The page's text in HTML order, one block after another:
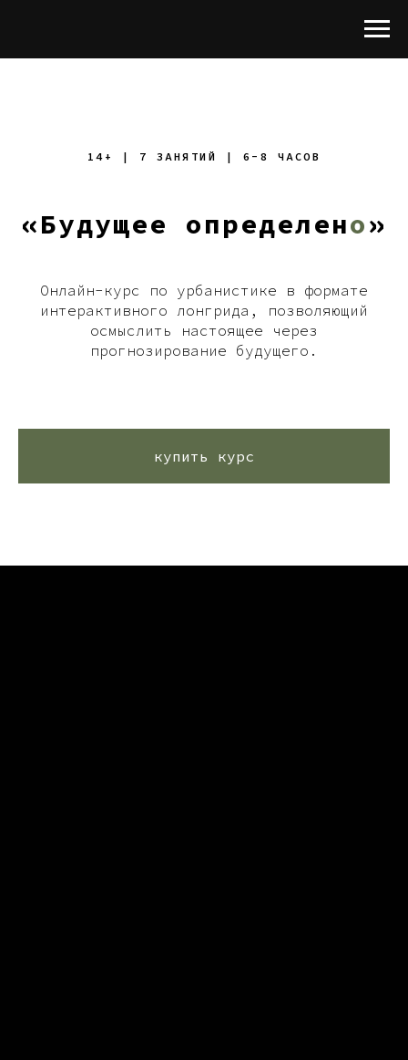
14+ | 7 ЗАНЯТИЙ | 6-8 ЧАСОВ
«Будущее определено»
Онлайн-курс по урбанистике в формате
интерактивного лонгрида, позволяющий
осмыслить настоящее через
прогнозирование будущего.
купить курс